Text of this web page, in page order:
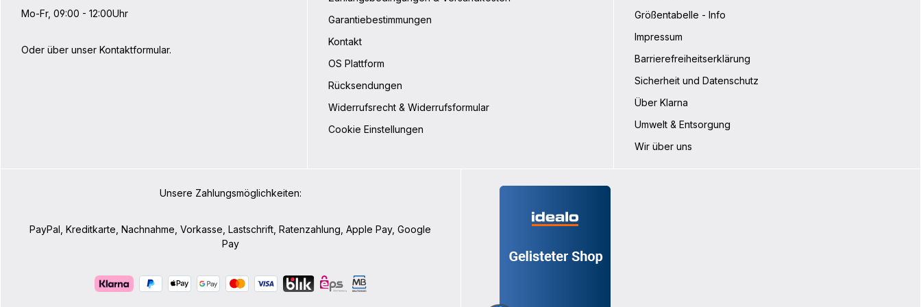
LGewicht: 235 gBreite oben: 29
16 cmMaterial: Polyester
Mo-Fr, 09:00 - 12:00Uhr
Oder über unser Kontaktformular.
Garantiebestimmungen
Kontakt
OS Plattform
Rücksendungen
Widerrufsrecht & Widerrufsformular
Cookie Einstellungen
Größentabelle - Info
Impressum
Barrierefreiheitserklärung
Sicherheit und Datenschutz
Über Klarna
Umwelt & Entsorgung
Wir über uns
Unsere Zahlungsmöglichkeiten:
PayPal, Kreditkarte, Nachnahme, Vorkasse, Lastschrift, Ratenzahlung, Apple Pay, Google
Pay